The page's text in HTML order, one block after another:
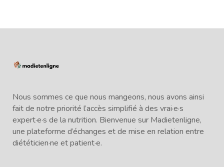
Nous sommes ce que nous mangeons, nous avons ainsi
fait de notre priorité l’accès simplifié à des vrai·e·s
expert·e·s de la nutrition. Bienvenue sur Madietenligne,
une plateforme d’échanges et de mise en relation entre
diététicien·ne et patient·e.